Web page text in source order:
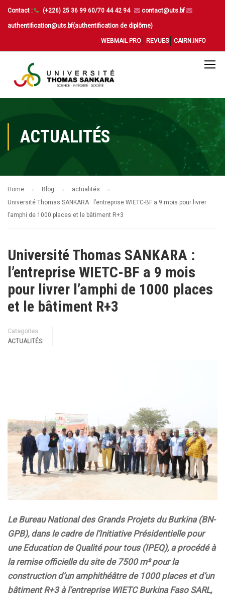
Contact : (+226) 25 36 99 60/70 44 42 94 contact@uts.bf
authentification@uts.bf(authentification de diplôme)
WEBMAIL PRO REVUES CAIRN.INFO
ACTUALITÉS
Home Blog
actualités
Université Thomas SANKARA : l’entreprise WIETC-BF a 9 mois pour livrer
l’amphi de 1000 places et le bâtiment R+3
Université Thomas SANKARA :
l’entreprise WIETC-BF a 9 mois
pour livrer l’amphi de 1000 places
et le bâtiment R+3
Categories
ACTUALITÉS
Le Bureau National des Grands Projets du Burkina (BN-
GPB), dans le cadre de l’Initiative Présidentielle pour
une Education de Qualité pour tous (IPEQ), a procédé à
la remise officielle du site de 7500 m² pour la
construction d’un amphithéâtre de 1000 places et d’un
bâtiment R+3 à l’entreprise WIETC Burkina Faso SARL,